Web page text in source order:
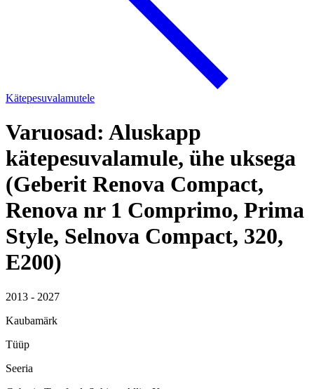
Kätepesuvalamutele
Varuosad: Aluskapp
kätepesuvalamule, ühe uksega
(Geberit Renova Compact,
Renova nr 1 Comprimo, Prima
Style, Selnova Compact, 320,
E200)
2013 - 2027
Kaubamärk
Tüüp
Seeria